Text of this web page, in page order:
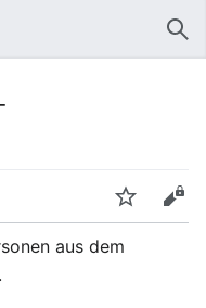
Beobachten
Bearbeiten
aus dem
.